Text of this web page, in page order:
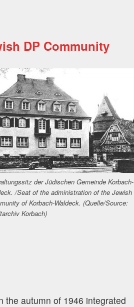
DP Community
der Jüdischen Gemeinde Korbach-
/Seat of the administration of the Jewish
of Korbach-Waldeck. (Quelle/Source:
Korbach)
the autumn of 1946 integrated